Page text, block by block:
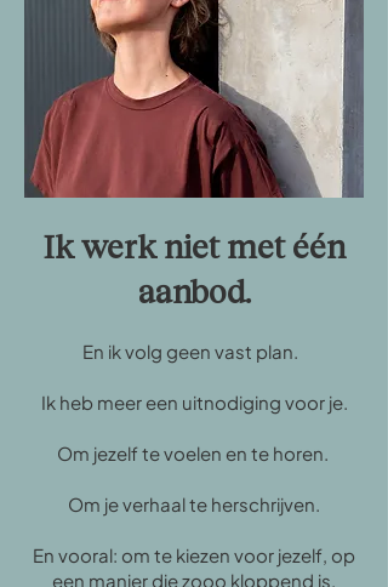
Ik werk niet met één
aanbod.
En ik volg geen vast plan.
Ik heb meer een uitnodiging voor je.
Om jezelf te voelen en te horen.
Om je verhaal te herschrijven.
En vooral: om te kiezen voor jezelf, op
een manier die zooo kloppend is.